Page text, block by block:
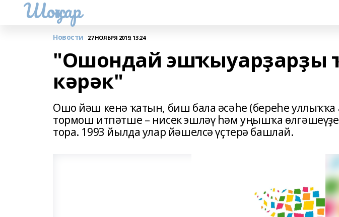
Шоңҡар
Новости 27 НОЯБРЯ 2019, 13:24
"Ошондай эшҡыуарҙарҙы
кәрәк"
Ошо йәш кенә ҡатын, биш бала әсәһе (береһе
тормош итпәтше – нисек эшләү һәм уңышҡа
тора. 1993 йылда улар йәшелсә үҫтерә башлай.